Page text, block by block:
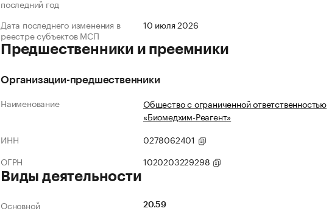
последний год
Дата последнего изменения в
реестре субъектов МСП
10 июля 2026
Предшественники и преемники
Организации-предшественники
Наименование
Общество с ограниченной ответственностью
«Биомедхим-Реагент»
ИНН
0278062401
ОГРН
1020203229298
Виды деятельности
Основной 20.59